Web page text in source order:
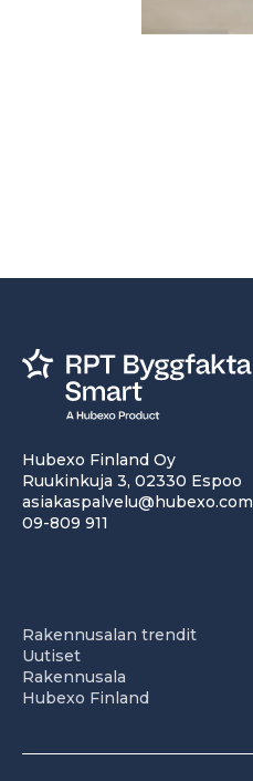
Hubexo Finland Oy
Ruukinkuja 3, 02330 Espoo
asiakaspalvelu@hubexo.com
09-809 911
Rakennusalan trendit
Uutiset
Rakennusala
Hubexo Finland